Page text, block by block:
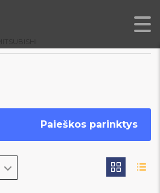
MITSUBISHI
Paieškos parinktys